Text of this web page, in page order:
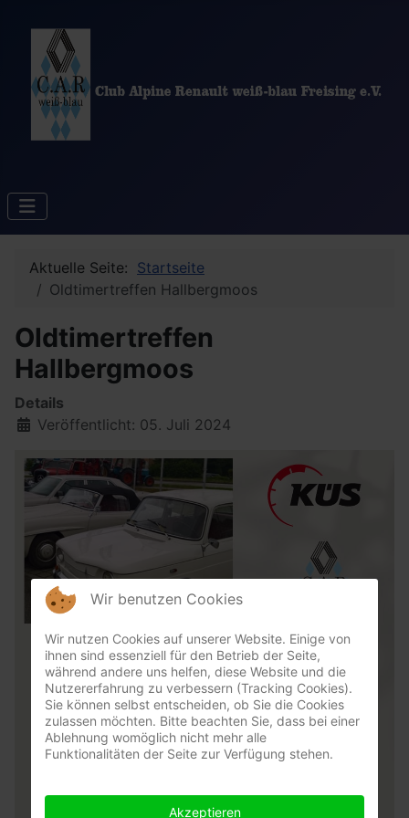
Aktuelle Seite: Startseite
Oldtimertreffen Hallbergmoos
Oldtimertreffen
Hallbergmoos
Details
Veröffentlicht: 05. Juli 2024
Wir benutzen Cookies
Wir nutzen Cookies auf unserer Website. Einige von
ihnen sind essenziell für den Betrieb der Seite,
während andere uns helfen, diese Website und die
Nutzererfahrung zu verbessern (Tracking Cookies).
Sie können selbst entscheiden, ob Sie die Cookies
zulassen möchten. Bitte beachten Sie, dass bei einer
Ablehnung womöglich nicht mehr alle
Funktionalitäten der Seite zur Verfügung stehen.
Akzeptieren